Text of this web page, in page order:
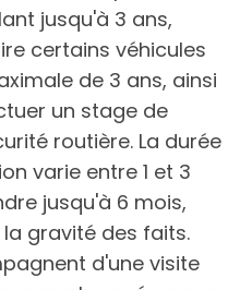
jusqu'à 3 ans,
certains véhicules
de 3 ans, ainsi
un stage de
routière. La durée
varie entre 1 et 3
jusqu'à 6 mois,
gravité des faits.
d'une visite